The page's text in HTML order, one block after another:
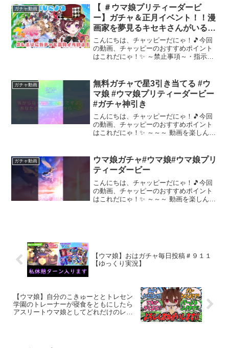
ポートカード【タッカーブライン】タッ
カーブライン狙いで...
ガチャ動画
【 ＃ウマ娘プリティーダービ
ー】ガチャ＆正月イベント！！漫
画家を夢見るキセキさんがいるら
しい！？天然カワボVtuberによる
配信！
こんにちは、チャッピーだにゃ！🎵今回
の動画、チャッピーのおすすめポイント
はこれだにゃ！✨ ～禁止事項～・指示コ
自分語りコメント・参加型以外の配信の
際の落ちコメ・リスナー...
ガチャ動画
無料ガチャで星3引き当てる #ウ
マ娘 #ウマ娘プリティーダービー
#ガチャ神引き
こんにちは、チャッピーだにゃ！🎵今回
の動画、チャッピーのおすすめポイント
はこれだにゃ！✨ ～～～ 動画を楽しんだ
ガチャ動画
ウマ娘ガチャ#ウマ娘#ウマ娘プリ
ティーダービー
こんにちは、チャッピーだにゃ！🎵今回
の動画、チャッピーのおすすめポイント
はこれだにゃ！✨ ～～～ 動画を楽しんだ
【ウマ娘】おはガチャ毎日投稿＃９１１
【ゆっくり実況】
【ウマ娘】自分のこきゅーととトレセン
学園のトレーナーが寝食をともにしたら
アスリートウマ娘としてどれだけのレベ